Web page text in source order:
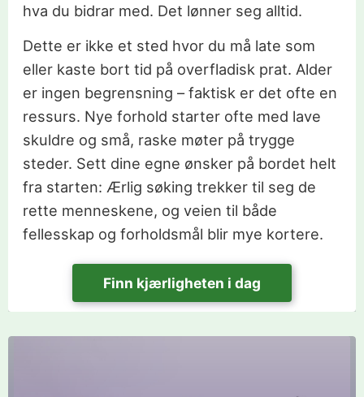
hva du bidrar med. Det lønner seg alltid.
Dette er ikke et sted hvor du må late som
eller kaste bort tid på overfladisk prat. Alder
er ingen begrensning – faktisk er det ofte en
ressurs. Nye forhold starter ofte med lave
skuldre og små, raske møter på trygge
steder. Sett dine egne ønsker på bordet helt
fra starten: Ærlig søking trekker til seg de
rette menneskene, og veien til både
fellesskap og forholdsmål blir mye kortere.
Finn kjærligheten i dag